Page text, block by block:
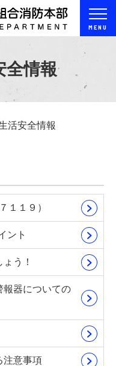
MENU
全情報
活安全情報
１１９）
ント
う！
報器についての
注意事項